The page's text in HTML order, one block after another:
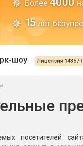
Более
15 лет
шоу Лицензия 14357-
посетителей